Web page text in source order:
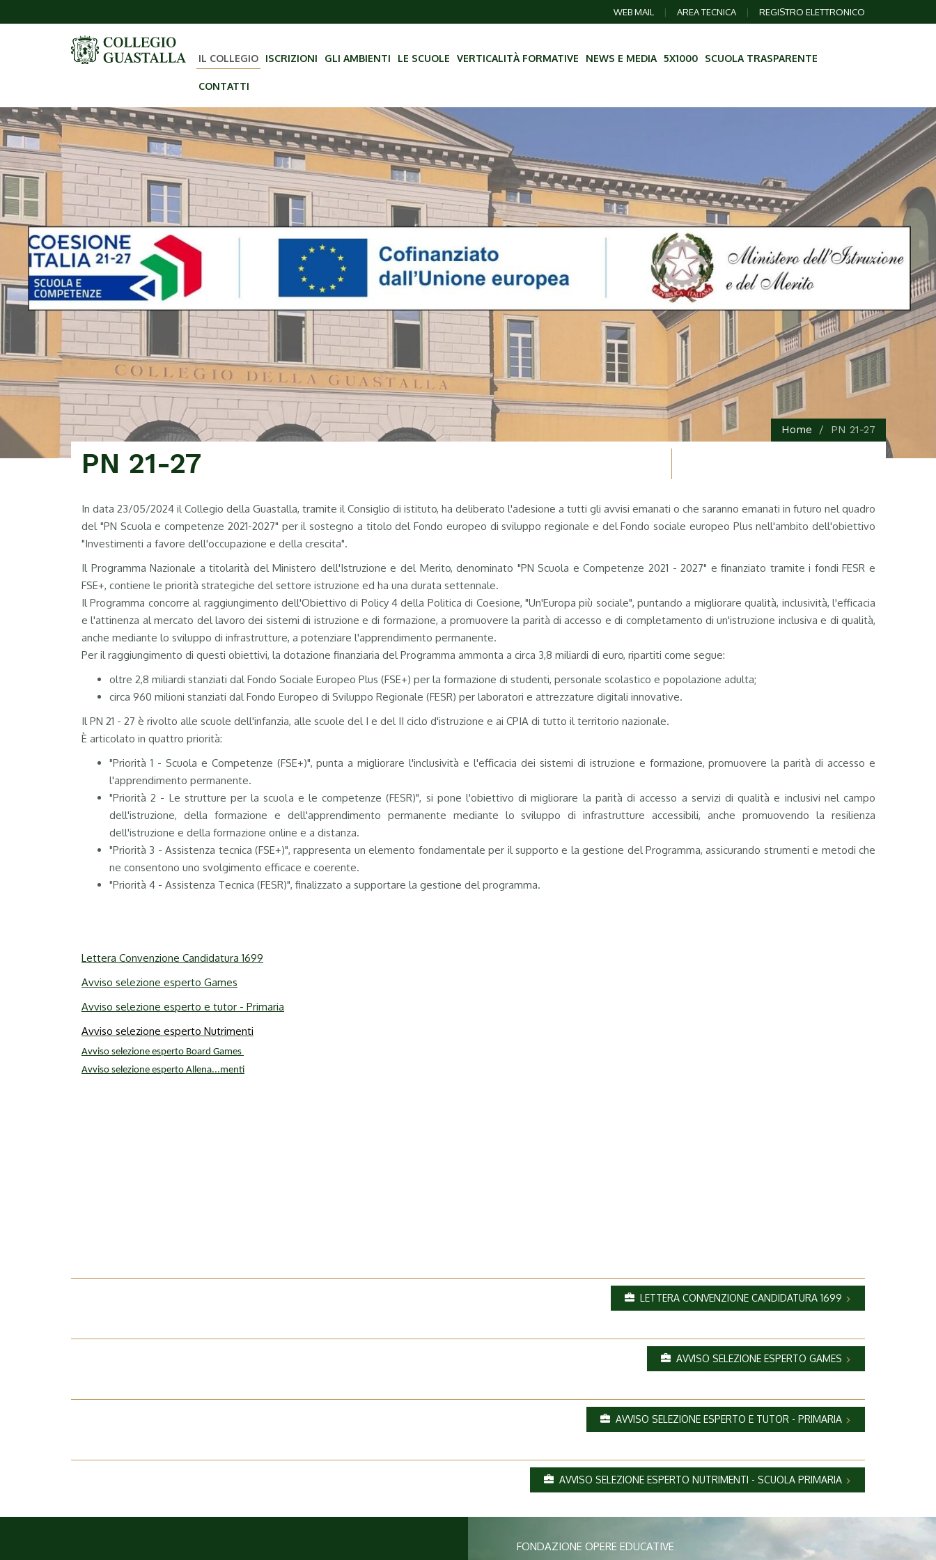
WEB MAIL | AREA TECNICA | REGISTRO ELETTRONICO
IL COLLEGIO ISCRIZIONI GLI AMBIENTI LE SCUOLE VERTICALITÀ FORMATIVE NEWS E MEDIA 5X1000 SCUOLA TRASPARENTE
CONTATTI
Home PN 21-27
PN 21-27
In data 23/05/2024 il Collegio della Guastalla, tramite il Consiglio di istituto, ha deliberato l'adesione a tutti gli avvisi emanati o che saranno emanati in futuro nel quadro
del "PN Scuola e competenze 2021-2027" per il sostegno a titolo del Fondo europeo di sviluppo regionale e del Fondo sociale europeo Plus nell'ambito dell'obiettivo
"Investimenti a favore dell'occupazione e della crescita".
Il Programma Nazionale a titolarità del Ministero dell'Istruzione e del Merito, denominato "PN Scuola e Competenze 2021 - 2027" e finanziato tramite i fondi FESR e
FSE+, contiene le priorità strategiche del settore istruzione ed ha una durata settennale.
Il Programma concorre al raggiungimento dell'Obiettivo di Policy 4 della Politica di Coesione, "Un'Europa più sociale", puntando a migliorare qualità, inclusività, l'efficacia
e l'attinenza al mercato del lavoro dei sistemi di istruzione e di formazione, a promuovere la parità di accesso e di completamento di un'istruzione inclusiva e di qualità,
anche mediante lo sviluppo di infrastrutture, a potenziare l'apprendimento permanente.
Per il raggiungimento di questi obiettivi, la dotazione finanziaria del Programma ammonta a circa 3,8 miliardi di euro, ripartiti come segue:
oltre 2,8 miliardi stanziati dal Fondo Sociale Europeo Plus (FSE+) per la formazione di studenti, personale scolastico e popolazione adulta;
circa 960 milioni stanziati dal Fondo Europeo di Sviluppo Regionale (FESR) per laboratori e attrezzature digitali innovative.
Il PN 21 - 27 è rivolto alle scuole dell'infanzia, alle scuole del I e del II ciclo d'istruzione e ai CPIA di tutto il territorio nazionale.
È articolato in quattro priorità:
"Priorità 1 - Scuola e Competenze (FSE+)", punta a migliorare l'inclusività e l'efficacia dei sistemi di istruzione e formazione, promuovere la parità di accesso e
l'apprendimento permanente.
"Priorità 2 - Le strutture per la scuola e le competenze (FESR)", si pone l'obiettivo di migliorare la parità di accesso a servizi di qualità e inclusivi nel campo
dell'istruzione, della formazione e dell'apprendimento permanente mediante lo sviluppo di infrastrutture accessibili, anche promuovendo la resilienza
dell'istruzione e della formazione online e a distanza.
"Priorità 3 - Assistenza tecnica (FSE+)", rappresenta un elemento fondamentale per il supporto e la gestione del Programma, assicurando strumenti e metodi che
ne consentono uno svolgimento efficace e coerente.
"Priorità 4 - Assistenza Tecnica (FESR)", finalizzato a supportare la gestione del programma.
Lettera Convenzione Candidatura 1699
Avviso selezione esperto Games
Avviso selezione esperto e tutor - Primaria
Avviso selezione esperto Nutrimenti
Avviso selezione esperto Board Games
Avviso selezione esperto Allena...menti
LETTERA CONVENZIONE CANDIDATURA 1699
AVVISO SELEZIONE ESPERTO GAMES
AVVISO SELEZIONE ESPERTO E TUTOR - PRIMARIA
AVVISO SELEZIONE ESPERTO NUTRIMENTI - SCUOLA PRIMARIA
FONDAZIONE OPERE EDUCATIVE